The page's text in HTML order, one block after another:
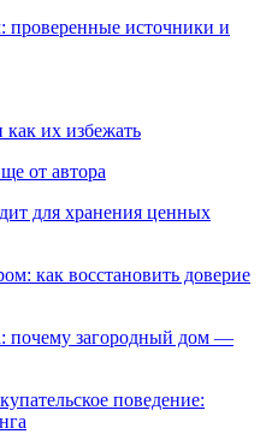
проверенные источники и
их избежать
от автора
для хранения ценных
как восстановить доверие
почему загородный дом —
поведение: